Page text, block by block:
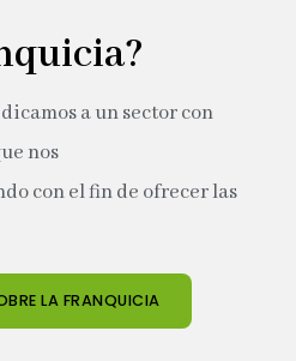
a un sector con
nos
con el fin de ofrecer las
LA FRANQUICIA